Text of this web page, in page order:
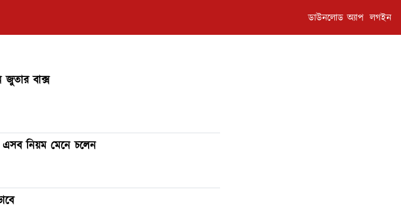
ডাউনলোড অ্যাপ লগইন
জুতার বাক্স
নিয়ম মেনে চলেন